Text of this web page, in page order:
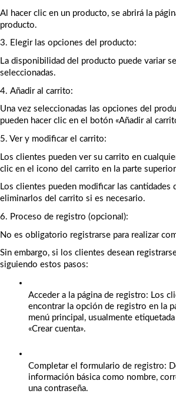
Al hacer clic en un producto, se abrirá la
producto.
3. Elegir las opciones del producto:
La disponibilidad del producto puede variar
seleccionadas.
4. Añadir al carrito:
Una vez seleccionadas las opciones del
pueden hacer clic en el botón «Añadir al
5. Ver y modificar el carrito:
Los clientes pueden ver su carrito en
clic en el icono del carrito en la parte
Los clientes pueden modificar las cantidades
eliminarlos del carrito si es necesario.
6. Proceso de registro (opcional):
No es obligatorio registrarse para realizar
Sin embargo, si los clientes desean
siguiendo estos pasos:
Acceder a la página de registro: Los
encontrar la opción de registro en la
menú principal, usualmente
«Crear cuenta».
Completar el formulario de registro:
información básica como nombre,
una contraseña.